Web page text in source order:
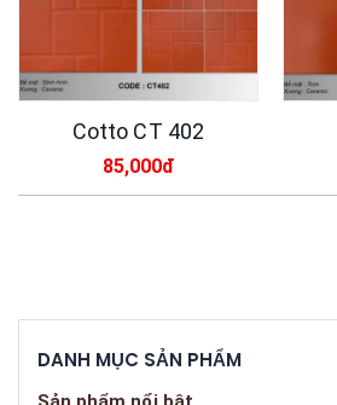
Cotto CT 402
85,000đ
DANH MỤC SẢN PHẨM